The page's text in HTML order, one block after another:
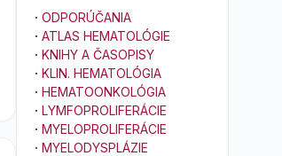
· ODPORÚČANIA
· ATLAS HEMATOLÓGIE
· KNIHY A ČASOPISY
· KLIN. HEMATOLÓGIA
· HEMATOONKOLÓGIA
· LYMFOPROLIFERÁCIE
· MYELOPROLIFERÁCIE
· MYELODYSPLÁZIE